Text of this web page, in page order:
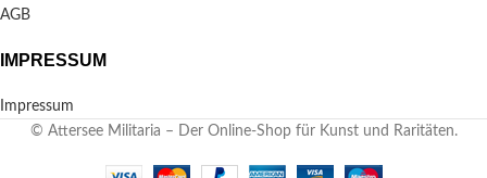
AGB
IMPRESSUM
Impressum
© Attersee Militaria – Der Online-Shop für Kunst und Raritäten.